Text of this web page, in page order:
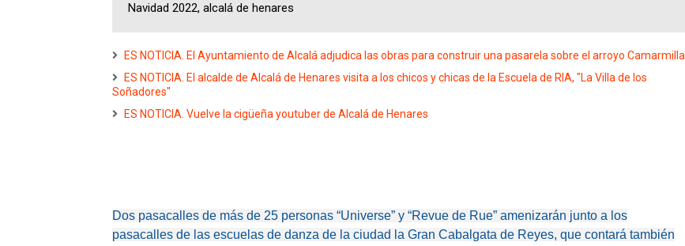
Navidad 2022, alcalá de henares
ES NOTICIA. El Ayuntamiento de Alcalá adjudica las obras para construir una pasarela sobre el arroyo Camarmilla
ES NOTICIA. El alcalde de Alcalá de Henares visita a los chicos y chicas de la Escuela de RIA, "La Villa de los
Soñadores"
ES NOTICIA. Vuelve la cigüeña youtuber de Alcalá de Henares
Dos pasacalles de más de 25 personas “Universe” y “Revue de Rue” amenizarán junto a los
pasacalles de las escuelas de danza de la ciudad la Gran Cabalgata de Reyes, que contará también